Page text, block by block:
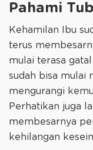
Pahami
Kehamilan Ibu
terus
mulai terasa
sudah bisa mulai
mengurangi
Perhatikan juga
membesarnya
kehilangan